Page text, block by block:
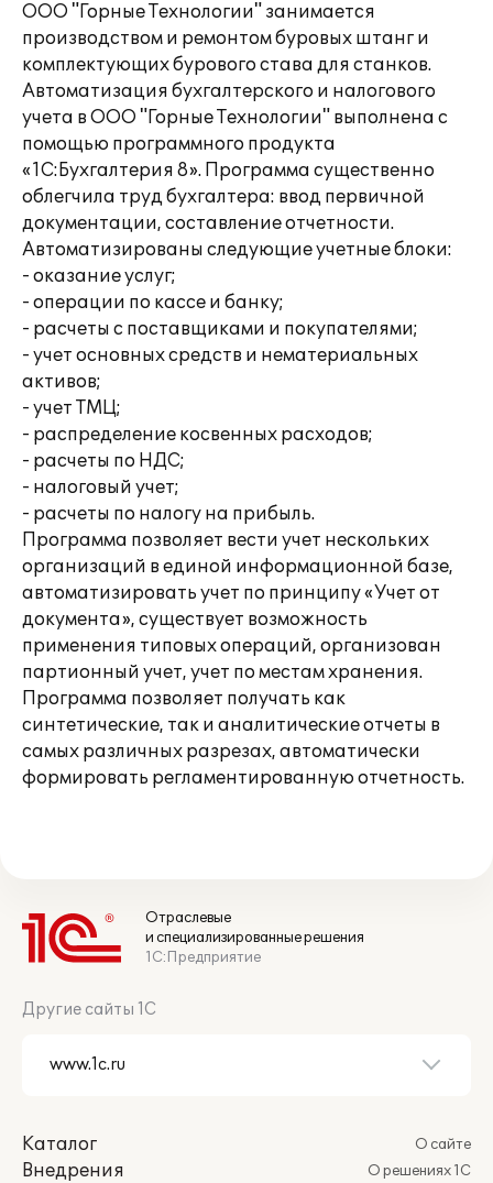
ООО "Горные Технологии" занимается
производством и ремонтом буровых штанг и
комплектующих бурового става для станков.
Автоматизация бухгалтерского и налогового
учета в ООО "Горные Технологии" выполнена с
помощью программного продукта
«1С:Бухгалтерия 8». Программа существенно
облегчила труд бухгалтера: ввод первичной
документации, составление отчетности.
Автоматизированы следующие учетные блоки:
- оказание услуг;
- операции по кассе и банку;
- расчеты с поставщиками и покупателями;
- учет основных средств и нематериальных
активов;
- учет ТМЦ;
- распределение косвенных расходов;
- расчеты по НДС;
- налоговый учет;
- расчеты по налогу на прибыль.
Программа позволяет вести учет нескольких
организаций в единой информационной базе,
автоматизировать учет по принципу «Учет от
документа», существует возможность
применения типовых операций, организован
партионный учет, учет по местам хранения.
Программа позволяет получать как
синтетические, так и аналитические отчеты в
самых различных разрезах, автоматически
формировать регламентированную отчетность.
Отраслевые
и специализированные решения
1С:Предприятие
Другие сайты 1С
Каталог
Внедрения
О сайте
О решениях 1С